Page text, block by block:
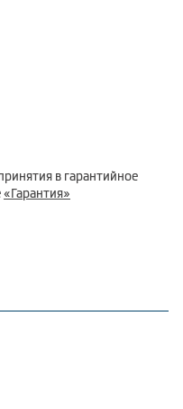
в гарантийное
«Гарантия»